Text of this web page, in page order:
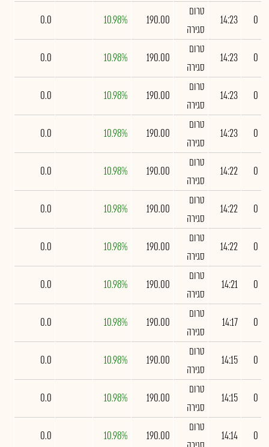
0
14:23
טרום
סגירה
190.00
10.98%
0.0
0
14:23
טרום
סגירה
190.00
10.98%
0.0
0
14:23
טרום
סגירה
190.00
10.98%
0.0
0
14:23
טרום
סגירה
190.00
10.98%
0.0
0
14:22
טרום
סגירה
190.00
10.98%
0.0
0
14:22
טרום
סגירה
190.00
10.98%
0.0
0
14:22
טרום
סגירה
190.00
10.98%
0.0
0
14:21
טרום
סגירה
190.00
10.98%
0.0
0
14:17
טרום
סגירה
190.00
10.98%
0.0
0
14:15
טרום
סגירה
190.00
10.98%
0.0
0
14:15
טרום
סגירה
190.00
10.98%
0.0
0
14:14
טרום
190.00
10.98%
0.0